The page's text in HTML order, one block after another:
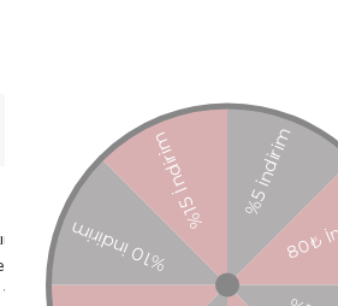
ÜRÜN ÖZELLIKLERI
yaldızlı kumaştan pembe kadife pelerin.
kadife şapka
ve ahşap sapın etrafına pembe kadife